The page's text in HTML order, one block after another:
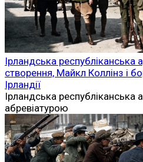
Ірландська республіканська
створення, Майкл Коллінз і
Ірландії
Ірландська республіканська
абревіатурою